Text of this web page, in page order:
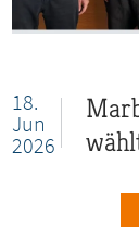
18.
Jun
2026